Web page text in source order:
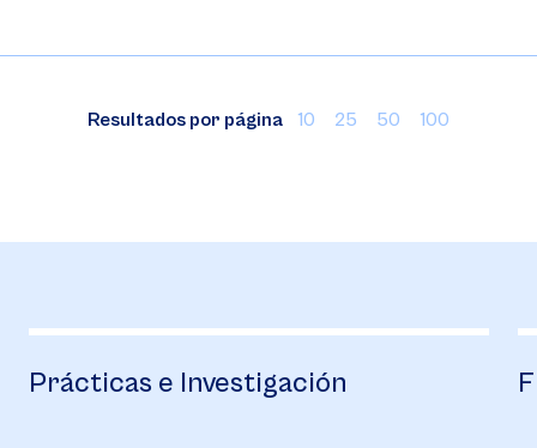
Resultados por página 10 25 50 100
e Investigación